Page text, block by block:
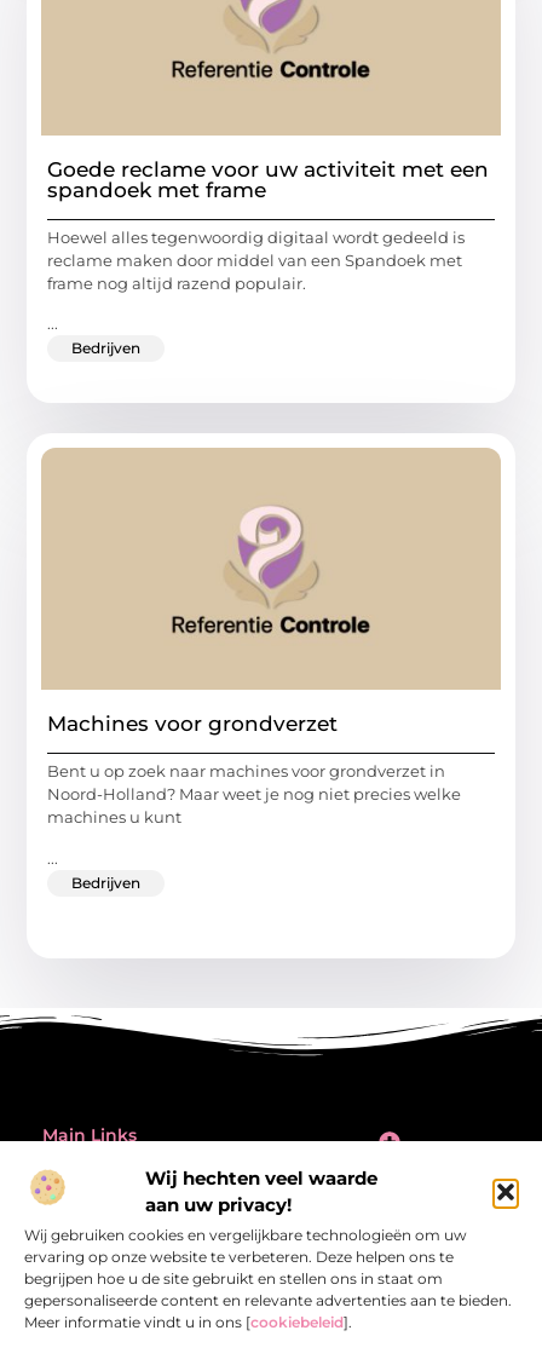
Wij hechten veel waarde
aan uw privacy!
Wij gebruiken cookies en vergelijkbare technologieën om uw
ervaring op onze website te verbeteren. Deze helpen ons te
begrijpen hoe u de site gebruikt en stellen ons in staat om
gepersonaliseerde content en relevante advertenties aan te bieden.
Meer informatie vindt u in ons [cookiebeleid].
Goede reclame voor uw activiteit met een
spandoek met frame
Hoewel alles tegenwoordig digitaal wordt gedeeld is
reclame maken door middel van een Spandoek met
frame nog altijd razend populair.
...
Bedrijven
Machines voor grondverzet
Bent u op zoek naar machines voor grondverzet in
Noord-Holland? Maar weet je nog niet precies welke
machines u kunt
...
Bedrijven
Main Links
@2025 All Right Reserved.
www.referentiecontrole.nl
Bericht categorie